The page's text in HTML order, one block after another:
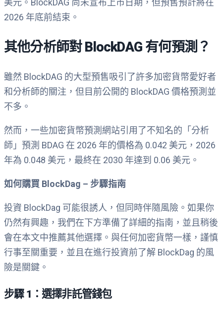
美元。BlockDAG 尚未宣布上市日期，但預售預計將在
2026 年底前結束。
其他分析師對 BlockDAG 有何預測？
雖然 BlockDAG 的大型預售吸引了許多加密貨幣愛好者
和分析師的關注，但目前公開的 BlockDAG 價格預測並
不多。
然而，一些加密貨幣預測網站引用了不知名的「分析
師」預測 BDAG 在 2026 年的價格為 0.042 美元，2026
年為 0.048 美元，最終在 2030 年達到 0.06 美元。
如何購買 BlockDag – 步驟指南
投資 BlockDag 可能很誘人，但同時伴隨風險。如果你
仍然有興趣，我們在下方準備了詳細的指南，並且稍後
會在本文中推薦其他選擇。與任何加密貨幣一樣，謹慎
行事至關重要，並且在進行投資前了解 BlockDag 的風
險是關鍵。
步驟 1：選擇非託管錢包